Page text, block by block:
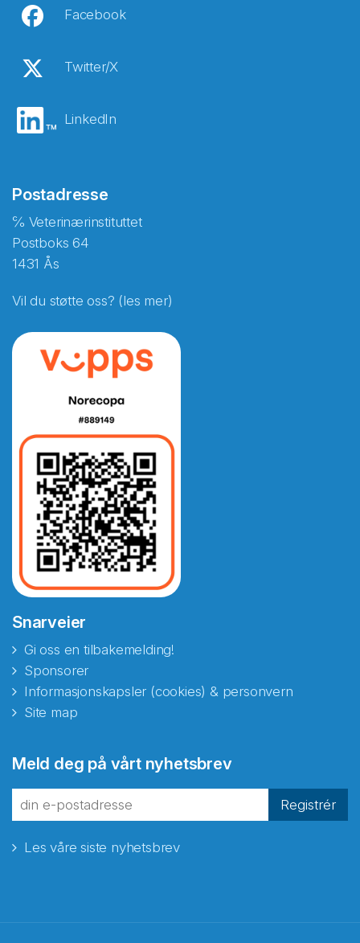
Facebook
Twitter/X
LinkedIn
Postadresse
℅ Veterinærinstituttet
Postboks 64
1431 Ås
Vil du støtte oss? (les mer)
Snarveier
Gi oss en tilbakemelding!
Sponsorer
Informasjonskapsler (cookies) & personvern
Site map
Meld deg på vårt nyhetsbrev
Registrér
Les våre siste nyhetsbrev
fra Norecopa